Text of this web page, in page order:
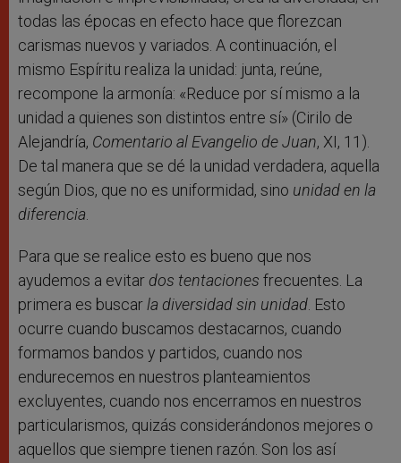
todas las épocas en efecto hace que florezcan
carismas nuevos y variados. A continuación, el
mismo Espíritu realiza la unidad: junta, reúne,
recompone la armonía: «Reduce por sí mismo a la
unidad a quienes son distintos entre sí» (Cirilo de
Alejandría, Comentario al Evangelio de Juan, XI, 11).
De tal manera que se dé la unidad verdadera, aquella
según Dios, que no es uniformidad, sino unidad en la
diferencia
Para que se realice esto es bueno que nos
ayudemos a evitardos tentaciones frecuentes. La
primera es buscarla diversidad sin unidad . Esto
ocurre cuando buscamos destacarnos, cuando
formamos bandos y partidos, cuando nos
endurecemos en nuestros planteamientos
excluyentes, cuando nos encerramos en nuestros
particularismos, quizás considerándonos mejores o
aquellos que siempre tienen razón. Son los así